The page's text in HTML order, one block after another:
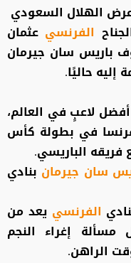
الهلال السعودي
الفرنسي عثمان
باريس سان جيرمان
إليه حاليًا.
لاعبٍ في العالم،
في بطولة كأس
فريقه الباريسي.
سان جيرمان بنادي
الفرنسييعد من
مسألة إغراء النجم
الراهن.